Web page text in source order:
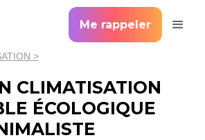
Me rappeler
>
CLIMATISATION
ÉCOLOGIQUE